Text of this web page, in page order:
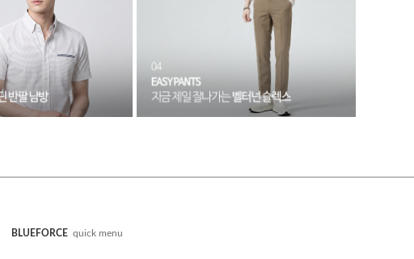
BLUEFORCE quick menu